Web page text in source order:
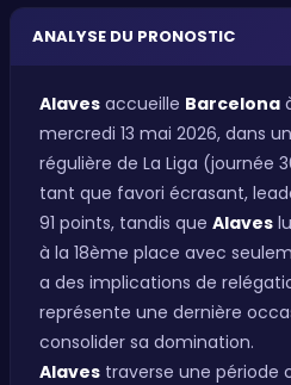
ANALYSE DU PRONOSTIC
Alaves accueille Barcelona
mercredi 13 mai 2026, dans
régulière de La Liga (journée
tant que favori écrasant,
91 points, tandis que Alaves
à la 18ème place avec
a des implications de
représente une dernière
consolider sa domination.
Alaves traverse une période